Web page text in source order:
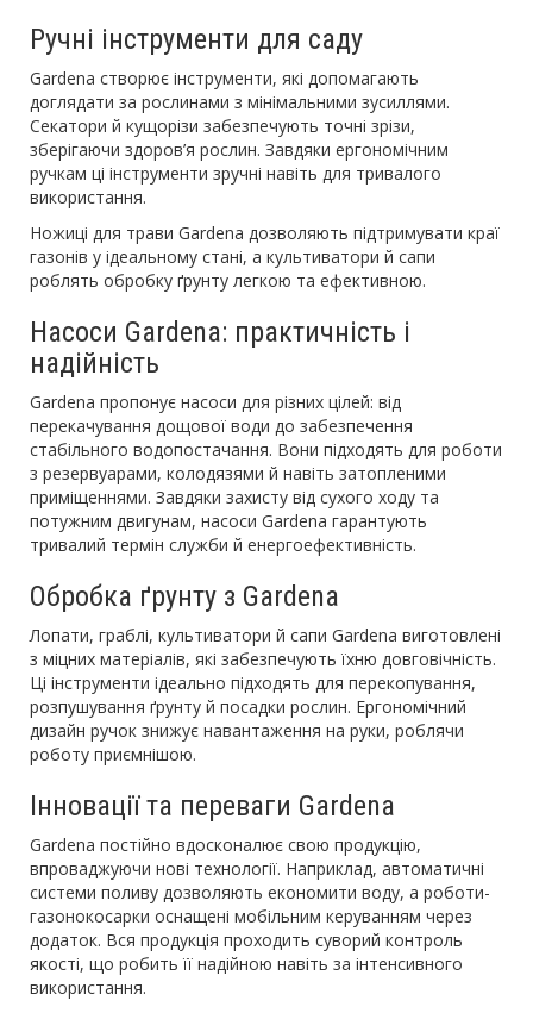
Ручні інструменти для саду
Gardena створює інструменти, які допомагають
доглядати за рослинами з мінімальними зусиллями.
Секатори й кущорізи забезпечують точні зрізи,
зберігаючи здоров’я рослин. Завдяки ергономічним
ручкам ці інструменти зручні навіть для тривалого
використання.
Ножиці для трави Gardena дозволяють підтримувати краї
газонів у ідеальному стані, а культиватори й сапи
роблять обробку ґрунту легкою та ефективною.
Насоси Gardena: практичність і
надійність
Gardena пропонує насоси для різних цілей: від
перекачування дощової води до забезпечення
стабільного водопостачання. Вони підходять для роботи
з резервуарами, колодязями й навіть затопленими
приміщеннями. Завдяки захисту від сухого ходу та
потужним двигунам, насоси Gardena гарантують
тривалий термін служби й енергоефективність.
Обробка ґрунту з Gardena
Лопати, граблі, культиватори й сапи Gardena виготовлені
з міцних матеріалів, які забезпечують їхню довговічність.
Ці інструменти ідеально підходять для перекопування,
розпушування ґрунту й посадки рослин. Ергономічний
дизайн ручок знижує навантаження на руки, роблячи
роботу приємнішою.
Інновації та переваги Gardena
Gardena постійно вдосконалює свою продукцію,
впроваджуючи нові технології. Наприклад, автоматичні
системи поливу дозволяють економити воду, а роботи-
газонокосарки оснащені мобільним керуванням через
додаток. Вся продукція проходить суворий контроль
якості, що робить її надійною навіть за інтенсивного
використання.